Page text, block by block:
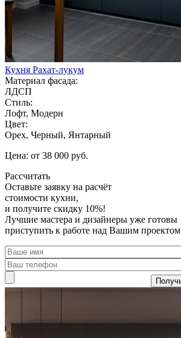
Кухня Рахат-лукум
Материал фасада:
ЛДСП
Стиль:
Лофт, Модерн
Цвет:
Орех, Черный, Янтарный
Цена: от 38 000 руб.
Рассчитать
Оставьте заявку на расчёт
стоимости кухни,
и получите скидку 10%!
Лучшие мастера и дизайнеры уже готовы
приступить к работе над Вашим проектом